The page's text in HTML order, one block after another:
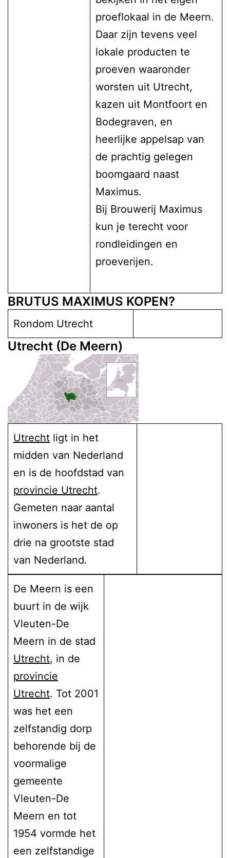
proeflokaal in de Meern.
Daar zijn tevens veel
lokale producten te
proeven waaronder
worsten uit Utrecht,
kazen uit Montfoort en
Bodegraven, en
heerlijke appelsap van
de prachtig gelegen
boomgaard naast
Maximus.
Bij Brouwerij Maximus
kun je terecht voor
rondleidingen en
proeverijen.
BRUTUS MAXIMUS KOPEN?
Rondom Utrecht
Utrecht (De Meern)
Utrecht ligt in het
midden van Nederland
en is de hoofdstad van
provincie Utrecht.
Gemeten naar aantal
inwoners is het de op
drie na grootste stad
van Nederland.
De Meern is een
buurt in de wijk
Vleuten-De
Meern in de stad
Utrecht, in de
provincie
Utrecht. Tot 2001
was het een
zelfstandig dorp
behorende bij de
voormalige
gemeente
Vleuten-De
Meern en tot
1954 vormde het
een zelfstandige